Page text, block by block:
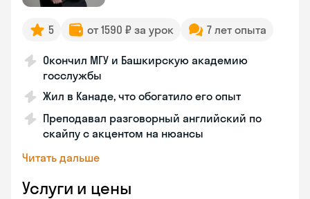
5 от 1590 ₽ за урок 7 лет опыта
Окончил МГУ и Башкирскую академию
госслужбы
Жил в Канаде, что обогатило его опыт
Преподавал разговорный английский по
скайпу с акцентом на нюансы
Читать дальше
Услуги и цены